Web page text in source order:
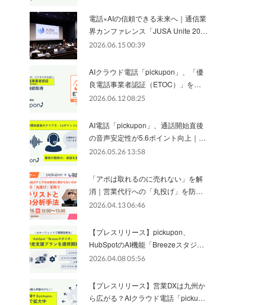
電話×AIの信頼できる未来へ｜通信業
界カンファレンス「JUSA Unite 20…
2026.06.15 00:39
AIクラウド電話「pickupon」、「優
良電話事業者認証（ETOC）」を…
2026.06.12 08:25
AI電話「pickupon」、通話開始直後
の音声安定性が5.6ポイント向上｜…
2026.05.26 13:58
「アポは取れるのに売れない」を解
消｜営業代行への「丸投げ」を防…
2026.04.13 06:46
【プレスリリース】pickupon、
HubSpotのAI機能「Breezeスタジ…
2026.04.08 05:56
【プレスリリース】営業DXは九州か
ら広がる？AIクラウド電話「picku…